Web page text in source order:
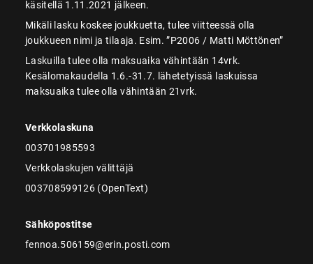
käsitellä 1.11.2021 jälkeen.
Mikäli lasku koskee joukkuetta, tulee viitteessä olla
joukkueen nimi ja tilaaja. Esim. ”P2006 / Matti Möttönen”
Laskuilla tulee olla maksuaika vähintään 14vrk.
Kesälomakaudella 1.6.-31.7. lähetetyissä laskuissa
maksuaika tulee olla vähintään 21vrk.
Verkkolaskuna
003701985593
Verkkolaskujen välittäjä
003708599126 (OpenText)
Sähköpostitse
fennoa.506159@erin.posti.com